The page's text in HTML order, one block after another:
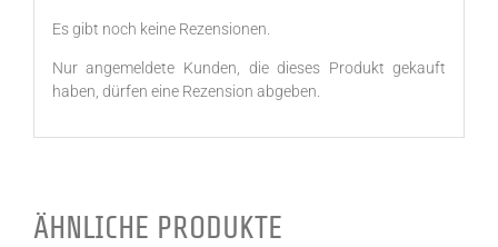
Es gibt noch keine Rezensionen.
Nur angemeldete Kunden, die dieses Produkt gekauft
haben, dürfen eine Rezension abgeben.
ÄHNLICHE PRODUKTE